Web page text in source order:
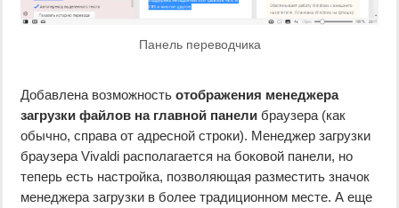
Панель переводчика
Добавлена возможность отображения менеджера
загрузки файлов на главной панели браузера (как
обычно, справа от адресной строки). Менеджер загрузки
браузера Vivaldi располагается на боковой панели, но
теперь есть настройка, позволяющая разместить значок
менеджера загрузки в более традиционном месте. А еще